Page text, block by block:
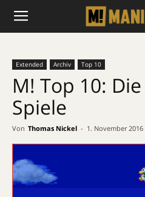
Extended Archiv Top 10
M! Top 10:
Spiele
Von Thomas Nickel - 1. November 2016